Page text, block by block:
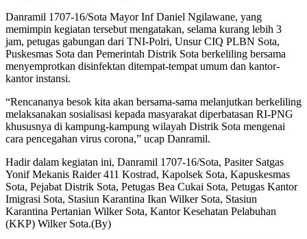
Danramil 1707-16/Sota Mayor Inf Daniel Ngilawane, yang
memimpin kegiatan tersebut mengatakan, selama kurang lebih 3
jam, petugas gabungan dari TNI-Polri, Unsur CIQ PLBN Sota,
Puskesmas Sota dan Pemerintah Distrik Sota berkeliling bersama
menyemprotkan disinfektan ditempat-tempat umum dan kantor-
kantor instansi.
“Rencananya besok kita akan bersama-sama melanjutkan berkeliling
melaksanakan sosialisasi kepada masyarakat diperbatasan RI-PNG
khususnya di kampung-kampung wilayah Distrik Sota mengenai
cara pencegahan virus corona,” ucap Danramil.
Hadir dalam kegiatan ini, Danramil 1707-16/Sota, Pasiter Satgas
Yonif Mekanis Raider 411 Kostrad, Kapolsek Sota, Kapuskesmas
Sota, Pejabat Distrik Sota, Petugas Bea Cukai Sota, Petugas Kantor
Imigrasi Sota, Stasiun Karantina Ikan Wilker Sota, Stasiun
Karantina Pertanian Wilker Sota, Kantor Kesehatan Pelabuhan
(KKP) Wilker Sota.(By)